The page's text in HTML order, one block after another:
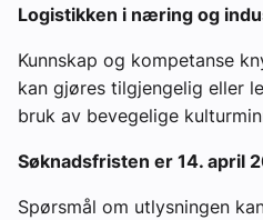
Logistikken i næring og
Kunnskap og kompetanse
kan gjøres tilgjengelig eller
bruk av bevegelige
Søknadsfristen er 14. april
Spørsmål om utlysningen